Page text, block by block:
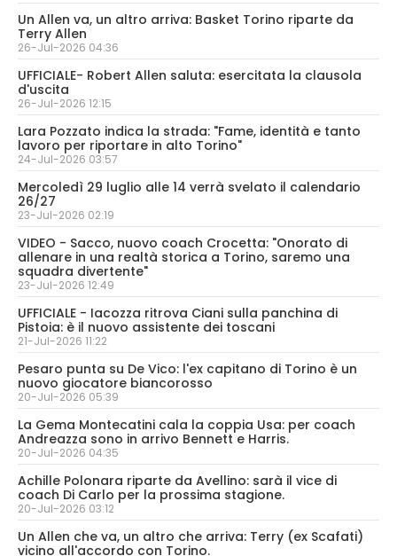
Un Allen va, un altro arriva: Basket Torino riparte da
Terry Allen
26-Jul-2026 04:36
UFFICIALE- Robert Allen saluta: esercitata la clausola
d'uscita
26-Jul-2026 12:15
Lara Pozzato indica la strada: "Fame, identità e tanto
lavoro per riportare in alto Torino"
24-Jul-2026 03:57
Mercoledì 29 luglio alle 14 verrà svelato il calendario
26/27
23-Jul-2026 02:19
VIDEO - Sacco, nuovo coach Crocetta: "Onorato di
allenare in una realtà storica a Torino, saremo una
squadra divertente"
23-Jul-2026 12:49
UFFICIALE - Iacozza ritrova Ciani sulla panchina di
Pistoia: è il nuovo assistente dei toscani
21-Jul-2026 11:22
Pesaro punta su De Vico: l'ex capitano di Torino è un
nuovo giocatore biancorosso
20-Jul-2026 05:39
La Gema Montecatini cala la coppia Usa: per coach
Andreazza sono in arrivo Bennett e Harris.
20-Jul-2026 04:35
Achille Polonara riparte da Avellino: sarà il vice di
coach Di Carlo per la prossima stagione.
20-Jul-2026 03:12
Un Allen che va, un altro che arriva: Terry (ex Scafati)
vicino all'accordo con Torino.